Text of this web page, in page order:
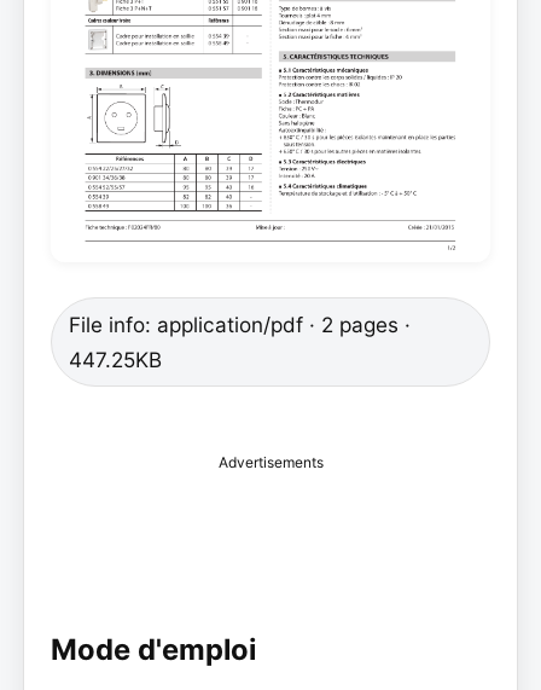
File info: application/pdf · 2 pages ·
447.25KB
Advertisements
Mode d'emploi